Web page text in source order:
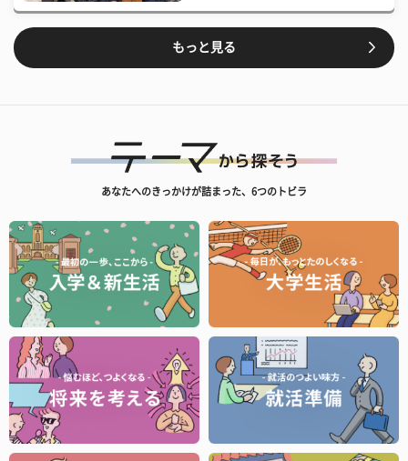
もっと見る
あなたへのきっかけが詰まった、6つのトビラ